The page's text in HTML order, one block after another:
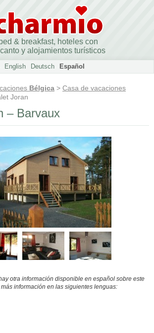
bed & breakfast, hoteles con
y alojamientos turísticos
English Deutsch Español
Bélgica > Casa de vacaciones
Joran
– Barvaux
otra información disponible en español sobre este
información en las siguientes lenguas: